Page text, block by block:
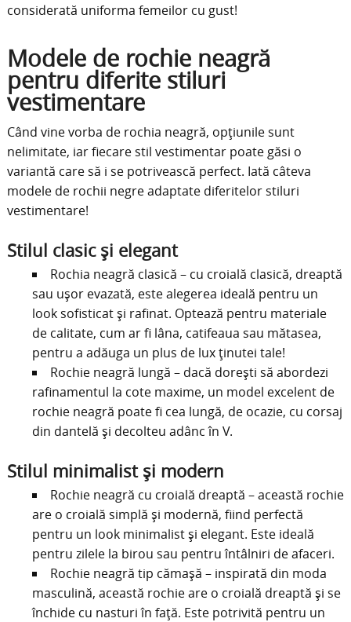
considerată uniforma femeilor cu gust!
Modele de rochie neagră
pentru diferite stiluri
vestimentare
Când vine vorba de rochia neagră, opțiunile sunt
nelimitate, iar fiecare stil vestimentar poate găsi o
variantă care să i se potrivească perfect. Iată câteva
modele de rochii negre adaptate diferitelor stiluri
vestimentare!
Stilul clasic și elegant
Rochia neagră clasică – cu croială clasică, dreaptă
sau ușor evazată, este alegerea ideală pentru un
look sofisticat și rafinat. Optează pentru materiale
de calitate, cum ar fi lâna, catifeaua sau mătasea,
pentru a adăuga un plus de lux ținutei tale!
Rochie neagră lungă – dacă dorești să abordezi
rafinamentul la cote maxime, un model excelent de
rochie neagră poate fi cea lungă, de ocazie, cu corsaj
din dantelă și decolteu adânc în V.
Stilul minimalist și modern
Rochie neagră cu croială dreaptă – această rochie
are o croială simplă și modernă, fiind perfectă
pentru un look minimalist și elegant. Este ideală
pentru zilele la birou sau pentru întâlniri de afaceri.
Rochie neagră tip cămașă – inspirată din moda
masculină, această rochie are o croială dreaptă și se
închide cu nasturi în față. Este potrivită pentru un